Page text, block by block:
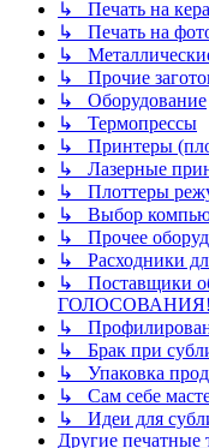
↳ Печать на
↳ Печать на
↳
↳ Прочие
↳ Оборудование
↳ Термопрессы
↳ Принтеры
↳ Лазерные
↳ Плоттеры
↳ Выбор
↳ Прочее
↳ Расходники
↳ Поставщики
↳
↳ Брак при
↳ Упаковка
↳ Сам себе
↳ Идеи для
Другие печатные